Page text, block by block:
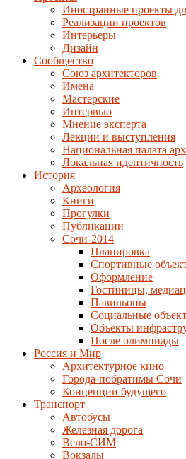
Иностранные проекты
Реализации проектов
Интерьеры
Дизайн
Сообщество
Союз архитекторов
Имена
Мастерские
Интервью
Мнение эксперта
Лекции и выступления
Национальная палата
Локальная идентичность
История
Археология
Книги
Прогулки
Публикации
Сочи-2014
Планировка
Спортивные
Оформление
Гостиницы,
Павильоны
Социальные
Объекты
После олимпиады
Россия и Мир
Архитектурное кино
Города-побратимы Сочи
Концепции будущего
Транспорт
Автобусы
Железная дорога
Вело-СИМ
Вокзалы